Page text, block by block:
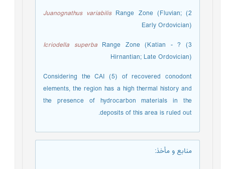
2)
Juanognathus variabilis Range Zone (Fluvian;
Early Ordovician)
3)
Icriodella superba Range Zone (Katian - ?
Hirnantian; Late Ordovician)
Considering the CAI (5) of recovered conodont
elements, the region has a high thermal history and
the presence of hydrocarbon materials in the
deposits of this area is ruled out.
منابع و مأخذ: